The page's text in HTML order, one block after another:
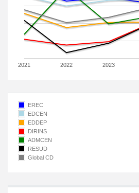
2021 2022 2023
EREC
EDCEN
EDDEP
DIRINS
ADMCEN
RESUD
Global CD